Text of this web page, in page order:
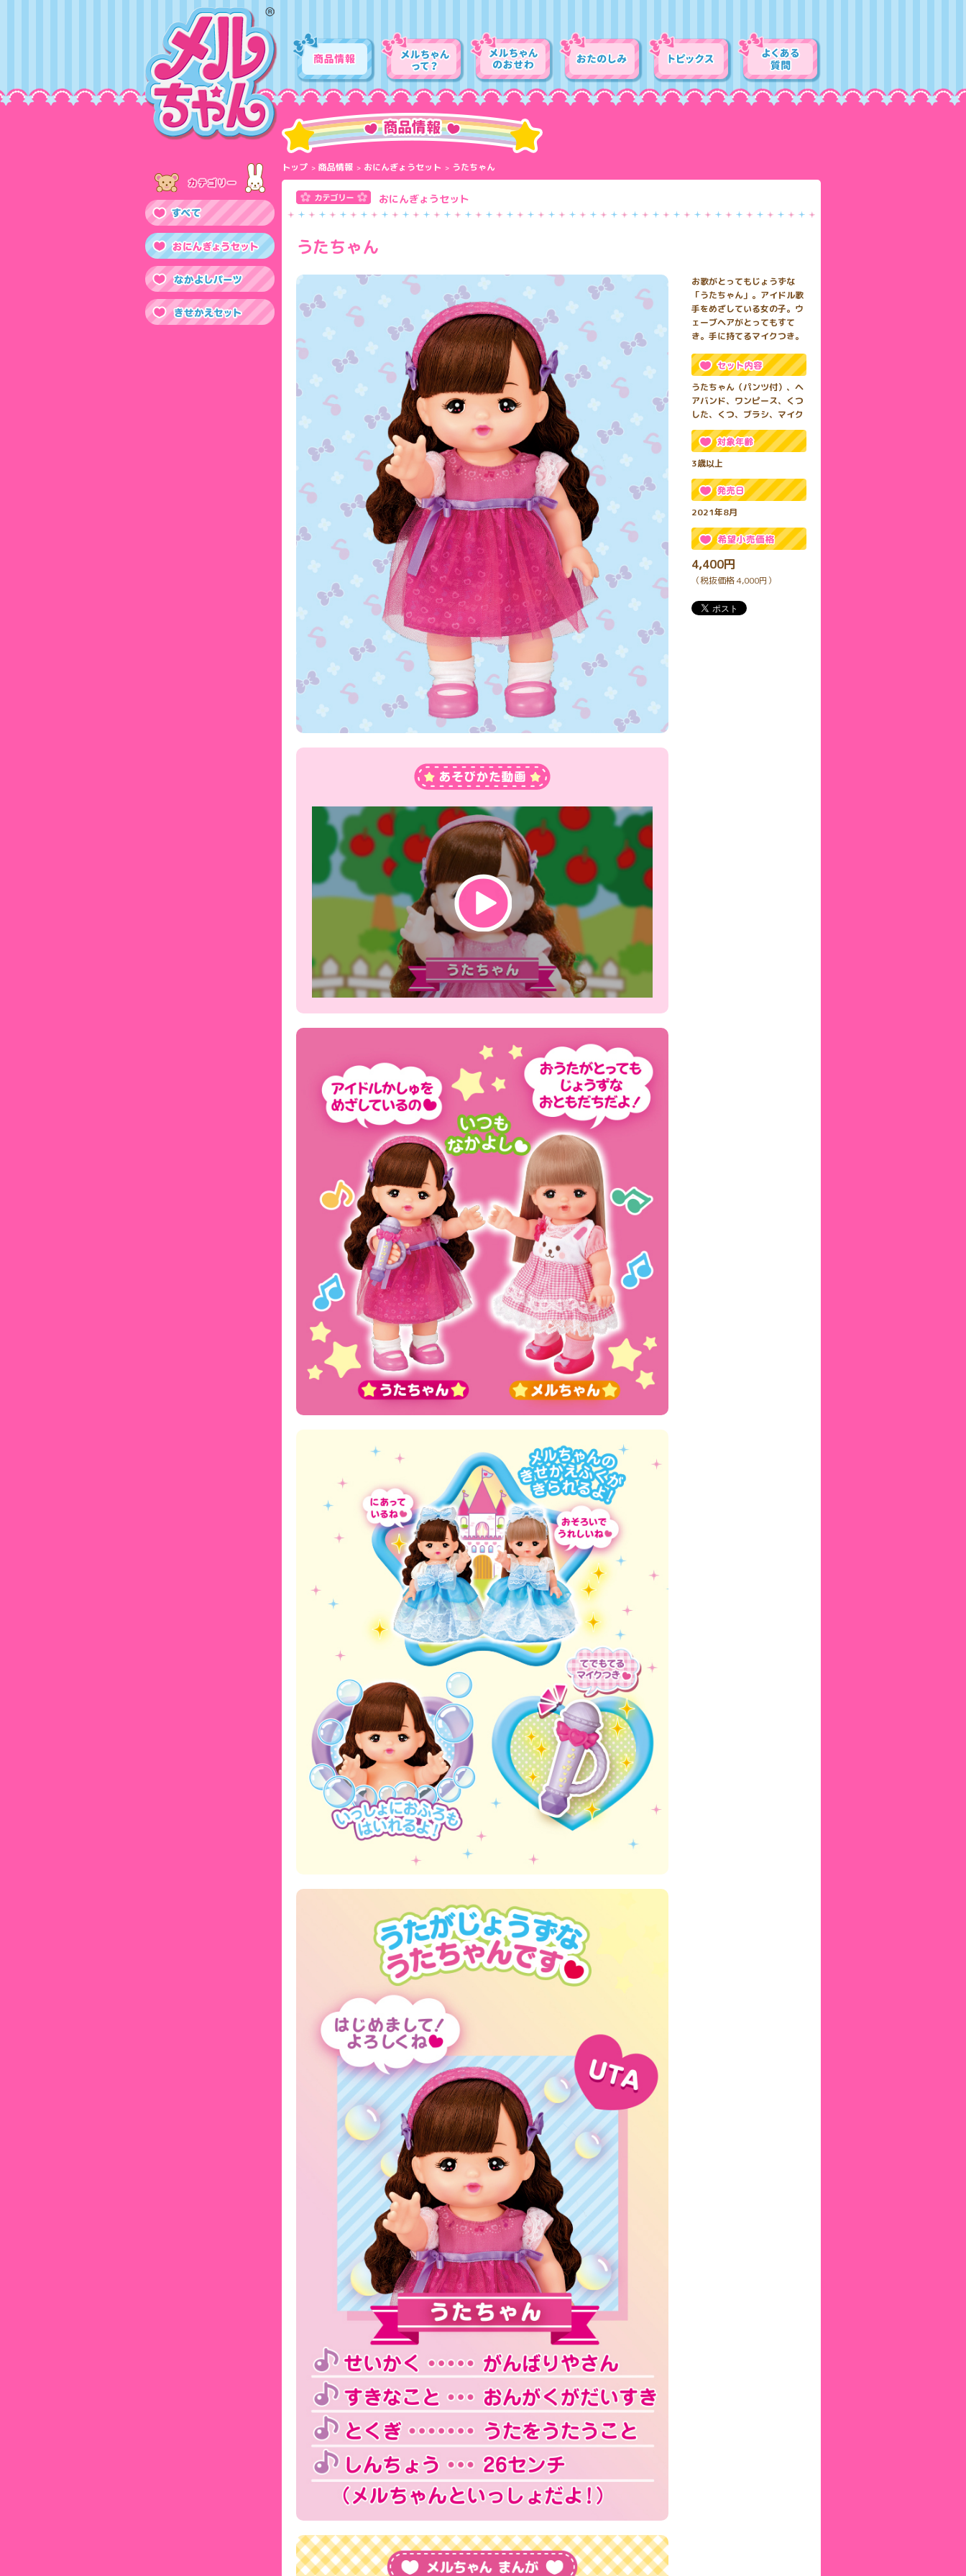
トップ 商品情報 おにんぎょうセット うたちゃん
おにんぎょうセット
うたちゃん
お歌がとってもじょうずな
「うたちゃん」。アイドル歌
手をめざしている女の子。ウ
ェーブヘアがとってもすて
き。手に持てるマイクつき。
うたちゃん（パンツ付）、ヘ
アバンド、ワンピース、くつ
した、くつ、ブラシ、マイク
3歳以上
2021年8月
4,400円
（税抜価格 4,000円）